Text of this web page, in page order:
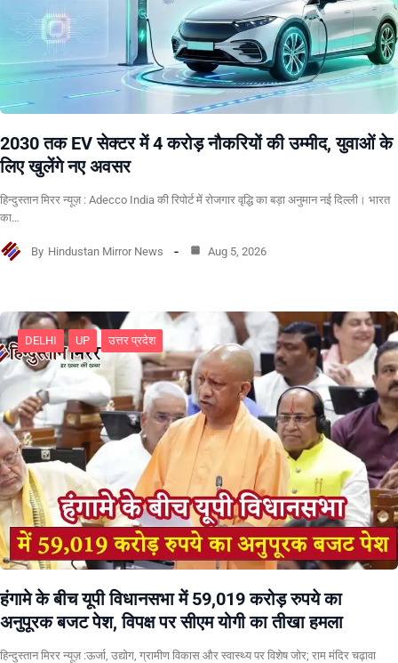
2030 तक EV सेक्टर में 4 करोड़ नौकरियों की उम्मीद, युवाओं के
लिए खुलेंगे नए अवसर
हिन्दुस्तान मिरर न्यूज़ : Adecco India की रिपोर्ट में रोजगार वृद्धि का बड़ा अनुमान नई दिल्ली। भारत
का…
By Hindustan Mirror News Aug 5, 2026
DELHI UP उत्तर प्रदेश
हंगामे के बीच यूपी विधानसभा में 59,019 करोड़ रुपये का
अनुपूरक बजट पेश, विपक्ष पर सीएम योगी का तीखा हमला
हिन्दुस्तान मिरर न्यूज़ :ऊर्जा, उद्योग, ग्रामीण विकास और स्वास्थ्य पर विशेष जोर; राम मंदिर चढ़ावा